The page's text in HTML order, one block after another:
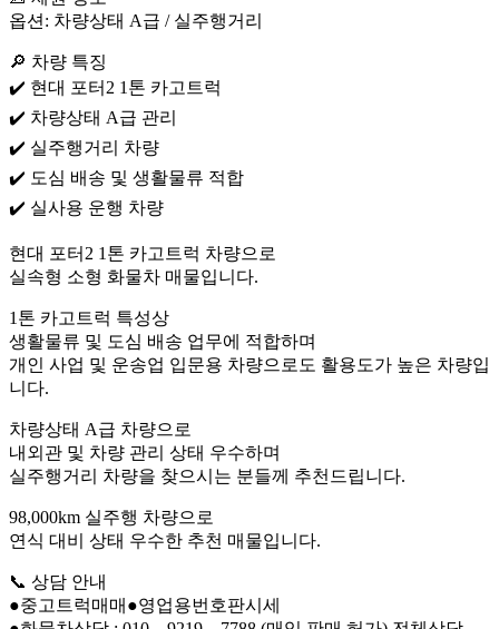
옵션: 차량상태 A급 / 실주행거리
🔎 차량 특징
✔️ 현대 포터2 1톤 카고트럭
✔️ 차량상태 A급 관리
✔️ 실주행거리 차량
✔️ 도심 배송 및 생활물류 적합
✔️ 실사용 운행 차량
현대 포터2 1톤 카고트럭 차량으로
실속형 소형 화물차 매물입니다.
1톤 카고트럭 특성상
생활물류 및 도심 배송 업무에 적합하며
개인 사업 및 운송업 입문용 차량으로도 활용도가 높은 차량입
니다.
차량상태 A급 차량으로
내외관 및 차량 관리 상태 우수하며
실주행거리 차량을 찾으시는 분들께 추천드립니다.
98,000km 실주행 차량으로
연식 대비 상태 우수한 추천 매물입니다.
📞 상담 안내
●중고트럭매매●영업용번호판시세